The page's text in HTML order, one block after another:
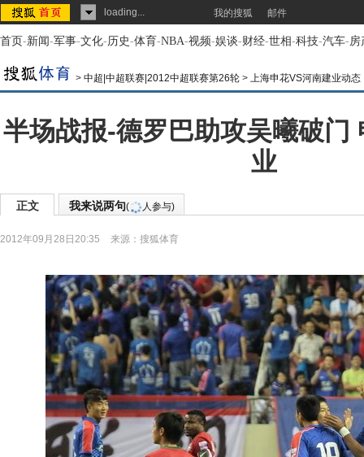
loading... 我的搜狐 邮件
首页-新闻-军事-文化-历史-体育-NBA-视频-娱谈-财经-世相-科技-汽车-房
> 中超|中超联赛|2012中超联赛第26轮 > 上海申花VS河南建业动态
半场战报-德罗巴助攻吴曦破门
业
正文 我来说两句( 人参与)
2012年09月28日20:35 来源： 搜狐体育